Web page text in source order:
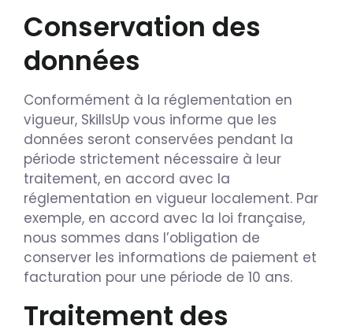
Conservation des
données
Conformément à la réglementation en
vigueur, SkillsUp vous informe que les
données seront conservées pendant la
période strictement nécessaire à leur
traitement, en accord avec la
réglementation en vigueur localement. Par
exemple, en accord avec la loi française,
nous sommes dans l’obligation de
conserver les informations de paiement et
facturation pour une période de 10 ans.
Traitement des